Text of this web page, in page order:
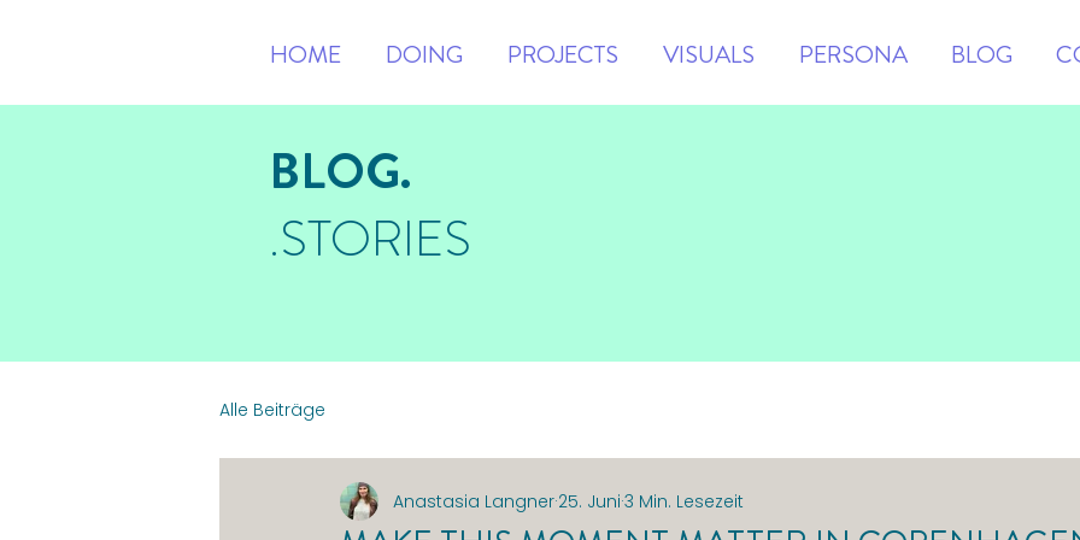
HOME DOING PROJECTS VISUALS PERSONA BLOG
BLOG.
.STORIES
Alle Beiträge
Anastasia Langner 25. Juni 3 Min. Lesezeit